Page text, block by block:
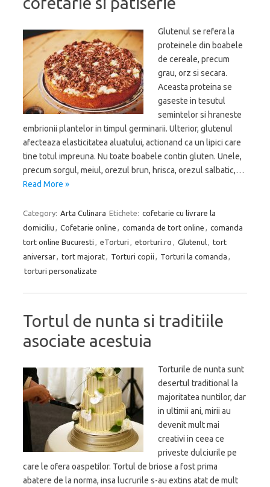
Glutenul se refera la
proteinele din boabele
de cereale, precum
grau, orz si secara.
Aceasta proteina se
gaseste in tesutul
semintelor si hraneste
embrionii plantelor in timpul germinarii. Ulterior, glutenul
afecteaza elasticitatea aluatului, actionand ca un lipici care
tine totul impreuna. Nu toate boabele contin gluten. Unele,
precum sorgul, meiul, orezul brun, hrisca, orezul salbatic,…
Read More »
Category: Arta Culinara Etichete: cofetarie cu livrare la
domiciliu , Cofetarie online , comanda de tort online , comanda
tort online Bucuresti , eTorturi , etorturi.ro , Glutenul, tort
aniversar, tort majorat, Torturi copii , Torturi la comanda ,
torturi personalizate
Tortul de nunta si traditiile
asociate acestuia
Torturile de nunta sunt
desertul traditional la
majoritatea nuntilor, dar
in ultimii ani, mirii au
devenit mult mai
creativi in ceea ce
priveste dulciurile pe
care le ofera oaspetilor. Tortul de briose a fost prima
abatere de la norma, insa lucrurile s-au extins atat de mult